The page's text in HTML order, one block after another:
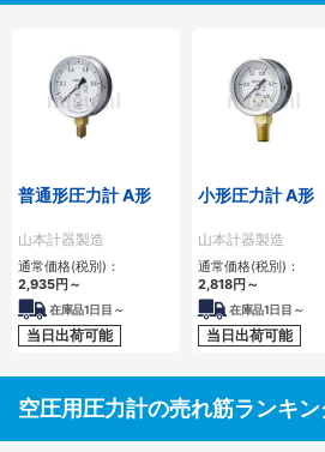
普通形圧力計 A形
山本計器製造
通常価格(税別)：
2,935円～
在庫品1日目～
当日出荷可能
小形圧力計 A形
山本計器製造
通常価格(税別)：
2,818円～
在庫品1日目～
当日出荷可能
空圧用圧力計の売れ筋ランキン